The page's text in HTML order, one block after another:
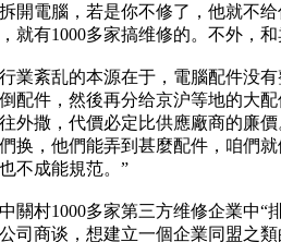
開電腦，若是你不修了，他就不
就有1000多家搞维修的。不外，
業紊乱的本源在于，電腦配件没
配件，然後再分给京沪等地的大
外撒，代價必定比供應廠商的廉
换，他們能弄到甚麼配件，咱們
不成能規范。”
關村1000多家第三方维修企業中
司商谈，想建立一個企業同盟之